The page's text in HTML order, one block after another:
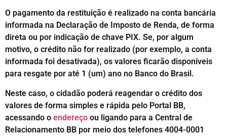
O pagamento da restituição é realizado na conta bancária
informada na Declaração de Imposto de Renda, de forma
direta ou por indicação de chave PIX. Se, por algum
motivo, o crédito não for realizado (por exemplo, a conta
informada foi desativada), os valores ficarão disponíveis
para resgate por até 1 (um) ano no Banco do Brasil.
Neste caso, o cidadão poderá reagendar o crédito dos
valores de forma simples e rápida pelo Portal BB,
acessando o endereço ou ligando para a Central de
Relacionamento BB por meio dos telefones 4004-0001